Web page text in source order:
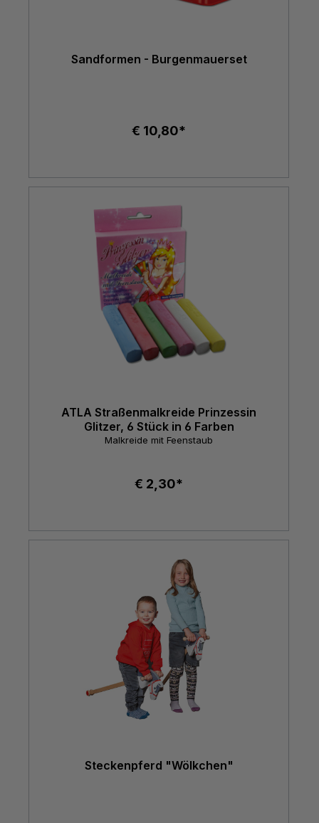
Sandformen - Burgenmauerset
€ 10,80*
ATLA Straßenmalkreide Prinzessin
Glitzer, 6 Stück in 6 Farben
Malkreide mit Feenstaub
€ 2,30*
Steckenpferd "Wölkchen"